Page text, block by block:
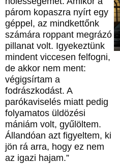
párom kopaszra nyírt egy
géppel, az mindkettőnk
számára roppant megrázó
pillanat volt. Igyekeztünk
mindent viccesen felfogni,
de akkor nem ment:
végigsírtam a
fodrászkodást. A
parókaviselés miatt pedig
folyamatos üldözési
mániám volt, gyűlöltem.
Állandóan azt figyeltem, ki
jön rá arra, hogy ez nem
az igazi hajam.”